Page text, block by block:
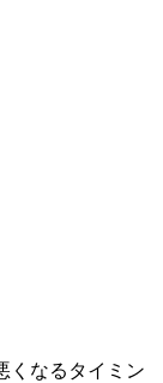
くなるタイミン